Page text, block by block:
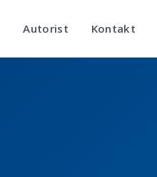
Autorist Kontakt